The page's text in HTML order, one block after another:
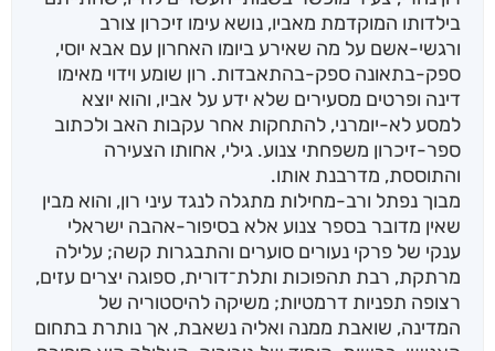
בילדותו המוקדמת מאביו, נושא עימו זיכרון צורב
ורגשי-אשם על מה שאירע ביומו האחרון עם אבא יוסי,
ספק-בתאונה ספק-בהתאבדות. רון שומע וידוי מאימו
דינה ופרטים מסעירים שלא ידע על אביו, והוא יוצא
למסע לא-יומרני, להתחקות אחר עקבות האב ולכתוב
ספר-זיכרון משפחתי צנוע. גילי, אחותו הצעירה
והתוססת, מדרבנת אותו.
מבוך נפתל ורב-מחילות מתגלה לנגד עיני רון, והוא מבין
שאין מדובר בספר צנוע אלא בסיפור-אהבה ישראלי
ענקי של פרקי נעורים סוערים והתבגרות קשה; עלילה
מרתקת, רבת תהפוכות ותלת־דורית, ספוגה יצרים עזים,
רצופה תפניות דרמטיות; משיקה להיסטוריה של
המדינה, שואבת ממנה ואליה נשאבת, אך נותרת בתחום